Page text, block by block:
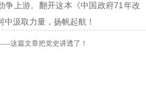
上游。翻开这本《中国政府71年改
汲取力量，扬帆起航！
这篇文章把党史讲透了！